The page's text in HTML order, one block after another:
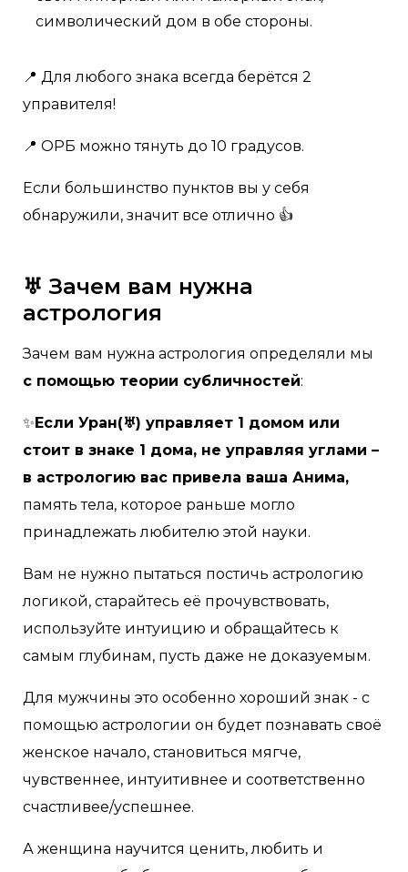
символический дом в обе стороны.
📍 Для любого знака всегда берётся 2
управителя!
📍 ОРБ можно тянуть до 10 градусов.
Если большинство пунктов вы у себя
обнаружили, значит все отлично 👍
♅ Зачем вам нужна
астрология
Зачем вам нужна астрология определяли мы
с помощью теории субличностей:
✨Если Уран(♅) управляет 1 домом или
стоит в знаке 1 дома, не управляя углами –
в астрологию вас привела ваша Анима,
память тела, которое раньше могло
принадлежать любителю этой науки.
Вам не нужно пытаться постичь астрологию
логикой, старайтесь её прочувствовать,
используйте интуицию и обращайтесь к
самым глубинам, пусть даже не доказуемым.
Для мужчины это особенно хороший знак - с
помощью астрологии он будет познавать своё
женское начало, становиться мягче,
чувственнее, интуитивнее и соответственно
счастливее/успешнее.
А женщина научится ценить, любить и